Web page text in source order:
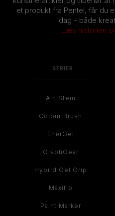
et produkt fra Pentel, får du
dag - både
Læs historien
SERIER
Ain Stein
Colour Brush
EnerGel
GraphGear
Hybrid Gel Grip
Maxiflo
Paint Marker